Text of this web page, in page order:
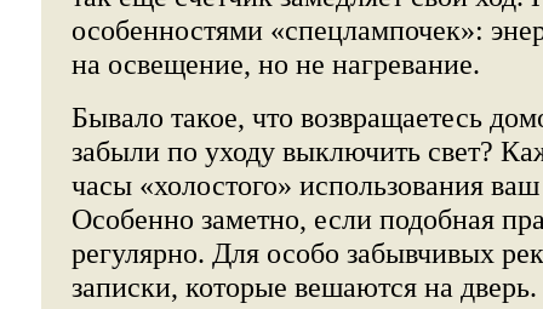
особенностями «спецлампочек»:
на освещение, но не нагревание.
Бывало такое, что возвращаетесь
забыли по уходу выключить свет?
часы «холостого» использования
Особенно заметно, если подобная
регулярно. Для особо забывчивых
записки, которые вешаются на дверь.